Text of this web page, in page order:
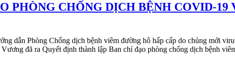
PHÒNG CHỐNG DỊCH BỆNH COVID-19
dẫn Phòng Chống dịch bệnh viêm đường hô hấp cấp do chủng mới
đã ra Quyết định thành lập Ban chỉ đạo phòng chống dịch bệnh